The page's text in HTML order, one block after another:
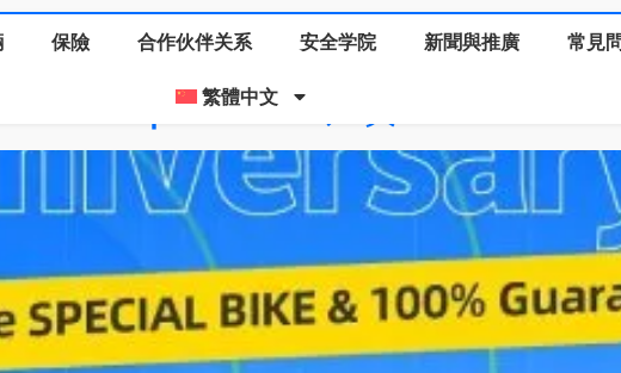
保險 合作伙伴关系 安全学院 新聞與推廣 常見
繁體中文
Spot & Win比賽